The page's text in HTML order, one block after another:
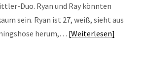
Duo. Ryan und Ray könnten
sein. Ryan ist 27, weiß, sieht aus
herum,… Weiterlesen